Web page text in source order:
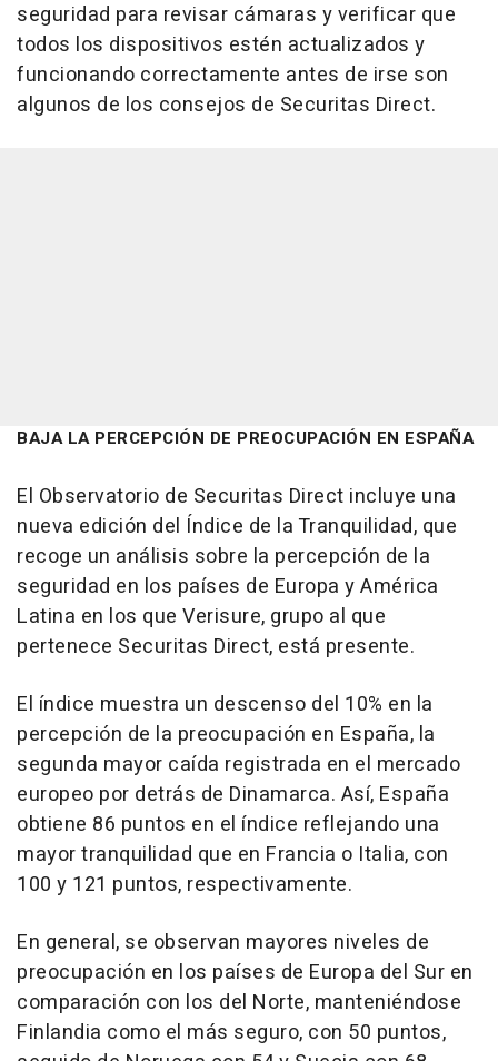
seguridad para revisar cámaras y verificar que
todos los dispositivos estén actualizados y
funcionando correctamente antes de irse son
algunos de los consejos de Securitas Direct.
BAJA LA PERCEPCIÓN DE PREOCUPACIÓN EN ESPAÑA
El Observatorio de Securitas Direct incluye una
nueva edición del Índice de la Tranquilidad, que
recoge un análisis sobre la percepción de la
seguridad en los países de Europa y América
Latina en los que Verisure, grupo al que
pertenece Securitas Direct, está presente.
El índice muestra un descenso del 10% en la
percepción de la preocupación en España, la
segunda mayor caída registrada en el mercado
europeo por detrás de Dinamarca. Así, España
obtiene 86 puntos en el índice reflejando una
mayor tranquilidad que en Francia o Italia, con
100 y 121 puntos, respectivamente.
En general, se observan mayores niveles de
preocupación en los países de Europa del Sur en
comparación con los del Norte, manteniéndose
Finlandia como el más seguro, con 50 puntos,